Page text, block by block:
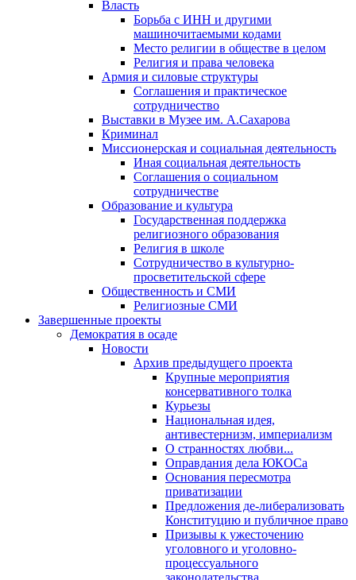
Власть
Борьба с ИНН и другими
машиночитаемыми кодами
Место религии в обществе в целом
Религия и права человека
Армия и силовые структуры
Соглашения и практическое
сотрудничество
Выставки в Музее им. А.Сахарова
Криминал
Миссионерская и социальная деятельность
Иная социальная деятельность
Соглашения о социальном
сотрудничестве
Образование и культура
Государственная поддержка
религиозного образования
Религия в школе
Сотрудничество в культурно-
просветительской сфере
Общественность и СМИ
Религиозные СМИ
Завершенные проекты
Демократия в осаде
Новости
Архив предыдущего проекта
Крупные мероприятия
консервативного толка
Курьезы
Национальная идея,
антивестернизм, империализм
О странностях любви...
Оправдания дела ЮКОСа
Основания пересмотра
приватизации
Предложения де-либерализовать
Конституцию и публичное право
Призывы к ужесточению
уголовного и уголовно-
процессуального
законодательства